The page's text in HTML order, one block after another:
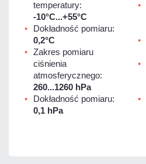
temperatury:
-10°C...+55°C
Dokładność pomiaru:
0,2°C
Zakres pomiaru
ciśnienia
atmosferycznego:
260...1260 hPa
Dokładność pomiaru:
0,1 hPa